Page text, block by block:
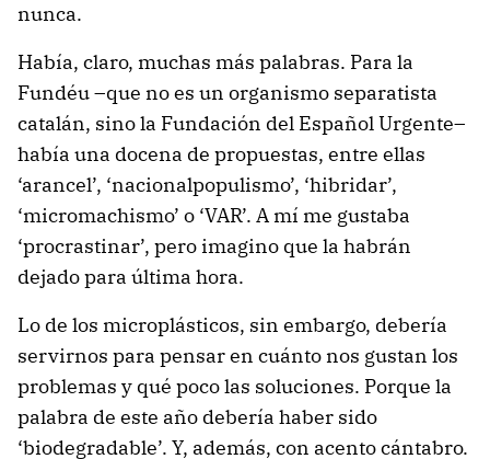
nunca.
Había, claro, muchas más palabras. Para la
Fundéu –que no es un organismo separatista
catalán, sino la Fundación del Español Urgente–
había una docena de propuestas, entre ellas
‘arancel’, ‘nacionalpopulismo’, ‘hibridar’,
‘micromachismo’ o ‘VAR’. A mí me gustaba
‘procrastinar’, pero imagino que la habrán
dejado para última hora.
Lo de los microplásticos, sin embargo, debería
servirnos para pensar en cuánto nos gustan los
problemas y qué poco las soluciones. Porque la
palabra de este año debería haber sido
‘biodegradable’. Y, además, con acento cántabro.